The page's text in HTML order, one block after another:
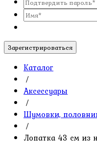
Зарегистрироваться
Каталог
/
Аксессуары
/
Шумовки,
/
Лопатка 43 см из